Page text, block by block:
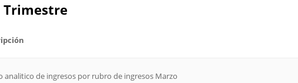
Trimestre
analitico de ingresos por rubro de ingresos Marzo